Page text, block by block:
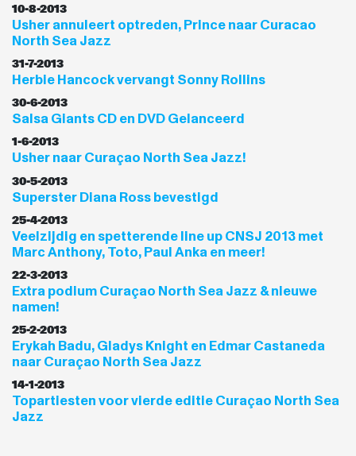
10-8-2013
Usher annuleert optreden, Prince naar Curacao
North Sea Jazz
31-7-2013
Herbie Hancock vervangt Sonny Rollins
30-6-2013
Salsa Giants CD en DVD Gelanceerd
1-6-2013
Usher naar Curaçao North Sea Jazz!
30-5-2013
Superster Diana Ross bevestigd
25-4-2013
Veelzijdig en spetterende line up CNSJ 2013 met
Marc Anthony, Toto, Paul Anka en meer!
22-3-2013
Extra podium Curaçao North Sea Jazz & nieuwe
namen!
25-2-2013
Erykah Badu, Gladys Knight en Edmar Castaneda
naar Curaçao North Sea Jazz
14-1-2013
Topartiesten voor vierde editie Curaçao North Sea
Jazz